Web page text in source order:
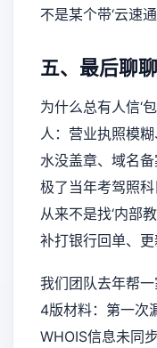
不是某个带‘云速通
五、最后聊
为什么总有人信‘
人：营业执照模
水没盖章、域名
极了当年考驾照
从来不是找‘内部
补打银行回单、更
我们团队去年帮
4版材料：第一次
WHOIS信息未同